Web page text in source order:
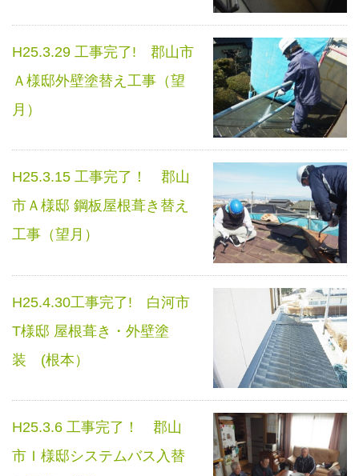
H25.3.29 工事完了! 郡山市
Ａ様邸外壁塗替え工事（望
月）
H25.3.15 工事完了！ 郡山
市Ａ様邸 鋼板屋根葺き替え
工事（望月）
H25.4.30工事完了! 白河市
T様邸 屋根葺き・外壁塗
装 (根本）
H25.3.6 工事完了！ 郡山
市Ｉ様邸システムバス入替